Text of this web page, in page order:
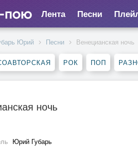
Лента Песни
Юрий Песни Венецианская ночь
РОК ПОП
ночь
Юрий Губарь